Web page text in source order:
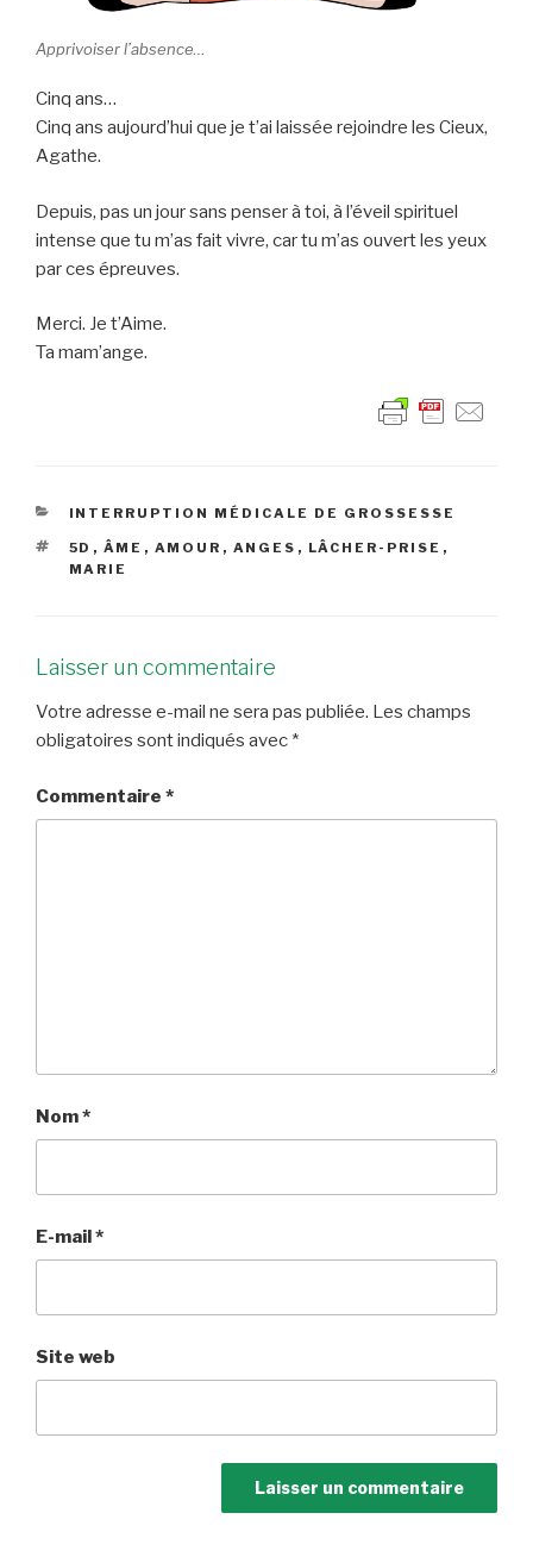
Apprivoiser l’absence…
Cinq ans…
Cinq ans aujourd’hui que je t’ai laissée rejoindre les Cieux,
Agathe.
Depuis, pas un jour sans penser à toi, à l’éveil spirituel
intense que tu m’as fait vivre, car tu m’as ouvert les yeux
par ces épreuves.
Merci. Je t’Aime.
Ta mam’ange.
CATÉGORIES
INTERRUPTION MÉDICALE DE GROSSESSE
ÉTIQUETTES
5D , ÂME , AMOUR , ANGES , LÂCHER-PRISE ,
MARIE
Laisser un commentaire
Votre adresse e-mail ne sera pas publiée. Les champs
obligatoires sont indiqués avec *
Commentaire *
Nom*
E-mail*
Site web